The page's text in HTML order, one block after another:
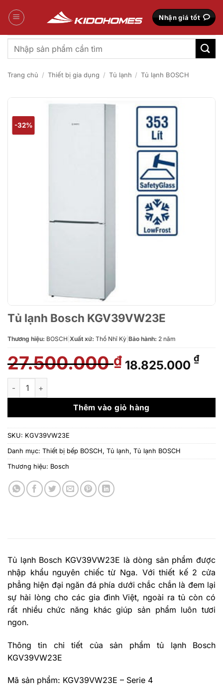
qua
Nhận giá tốt
Tìm
kiếm:
Trang chủ / Thiết bị gia dụng / Tủ lạnh / Tủ lạnh BOSCH
-32%
Tủ lạnh Bosch KGV39VW23E
Thương hiệu: BOSCH Xuất xứ: Thổ Nhĩ Kỳ Bảo hành: 2 năm
27.500.000₫ Giá
gốc
27.500.000 ₫.
18.825.000 ₫Giá
là:
Tủ lạnh Bosch KGV39VW23E số lượng
Thêm vào giỏ hàng
SKU: KGV39VW23E
Danh mục: Thiết bị bếp BOSCH, Tủ lạnh, Tủ lạnh BOSCH
Thương hiệu: Bosch
Tủ lạnh Bosch KGV39VW23E là dòng sản phẩm được
nhập khẩu nguyên chiếc từ Nga. Với thiết kế 2 cửa
phẳng hiện đại ngăn đá phía dưới chắc chắn là đem lại
sự hài lòng cho các gia đình Việt, ngoài ra tủ còn có
rất nhiều chức năng khác giúp sản phẩm luôn tươi
ngon.
Thông tin chi tiết của sản phẩm tủ lạnh Bosch
KGV39VW23E
Mã sản phẩm: KGV39VW23E – Serie 4